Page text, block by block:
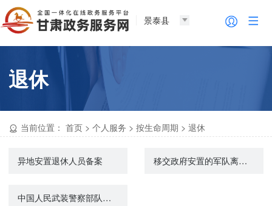
景泰县
退休
当前位置： 首页 >个人服务 >按生命周期 >退休
异地安置退休人员备案 移交政府安置的军队离退休人员牺牲、病故后6个月工资的给付
中国人民武装警察部队、军队离退休人员一次性死亡抚恤金的给付